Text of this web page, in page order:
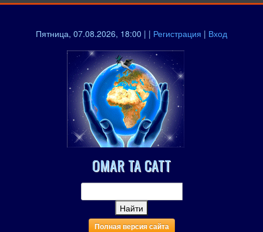
Пятница, 07.08.2026, 18:00 | | Регистрация | Вход
OMAR TA CATT
Полная версия сайта